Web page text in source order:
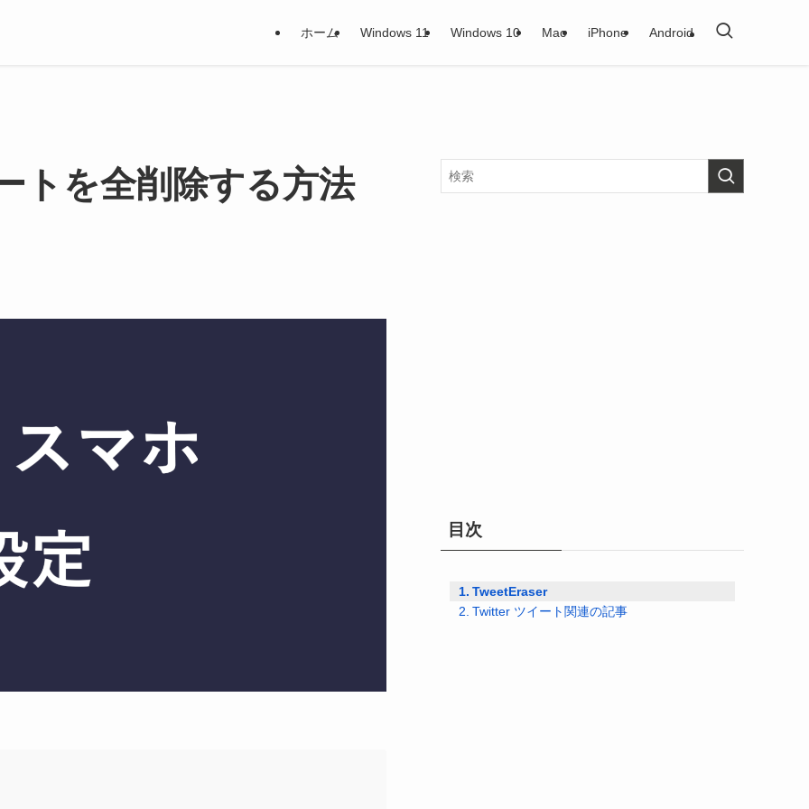
ホーム Windows 11 Windows 10 Mac iPhone Android
トを全削除する方法
目次
TweetEraser
Twitter ツイート関連の記事